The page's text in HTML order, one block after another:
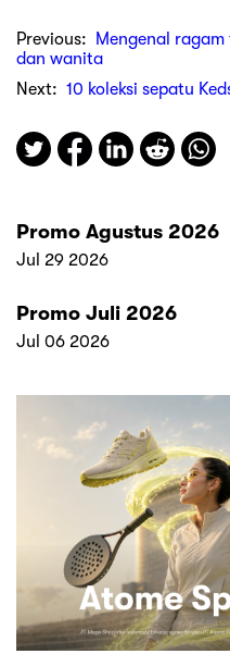
Previous:
Mengenal
dan wanita
Next: 10 koleksi sepatu
Promo Agustus 2026
Jul 29 2026
Promo Juli 2026
Jul 06 2026